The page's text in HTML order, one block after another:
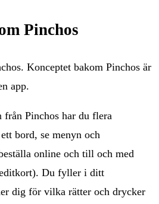
Pinchos
Konceptet bakom Pinchos är
app.
från Pinchos har du flera
bord, se menyn och
online och till och med
Du fyller i ditt
dig för vilka rätter och drycker